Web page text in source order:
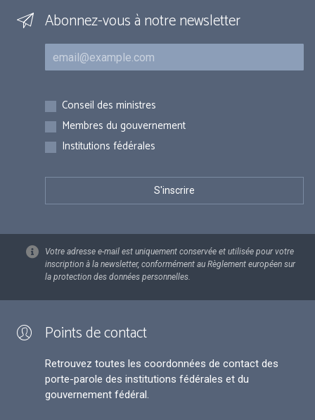
Abonnez-vous à notre newsletter
Courriel
Inscriptions
Conseil des ministres
Membres du gouvernement
Institutions fédérales
Votre adresse e-mail est uniquement conservée et utilisée pour votre
inscription à la newsletter, conformément au Règlement européen sur
la protection des données personnelles.
Points de contact
Retrouvez toutes les coordonnées de contact des
porte-parole des institutions fédérales et du
gouvernement fédéral.